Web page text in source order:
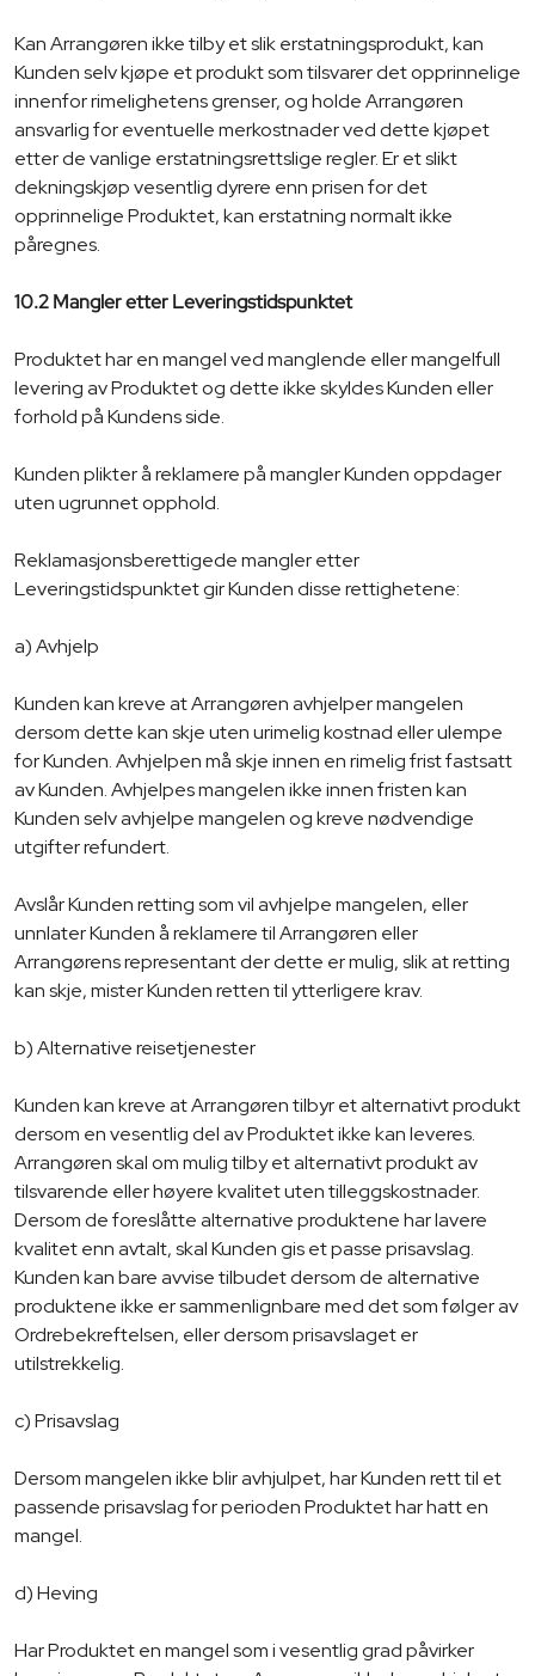
Kan Arrangøren ikke tilby et slik erstatningsprodukt, kan
Kunden selv kjøpe et produkt som tilsvarer det opprinnelige
innenfor rimelighetens grenser, og holde Arrangøren
ansvarlig for eventuelle merkostnader ved dette kjøpet
etter de vanlige erstatningsrettslige regler. Er et slikt
dekningskjøp vesentlig dyrere enn prisen for det
opprinnelige Produktet, kan erstatning normalt ikke
påregnes.
10.2 Mangler etter Leveringstidspunktet
Produktet har en mangel ved manglende eller mangelfull
levering av Produktet og dette ikke skyldes Kunden eller
forhold på Kundens side.
Kunden plikter å reklamere på mangler Kunden oppdager
uten ugrunnet opphold.
Reklamasjonsberettigede mangler etter
Leveringstidspunktet gir Kunden disse rettighetene:
a) Avhjelp
Kunden kan kreve at Arrangøren avhjelper mangelen
dersom dette kan skje uten urimelig kostnad eller ulempe
for Kunden. Avhjelpen må skje innen en rimelig frist fastsatt
av Kunden. Avhjelpes mangelen ikke innen fristen kan
Kunden selv avhjelpe mangelen og kreve nødvendige
utgifter refundert.
Avslår Kunden retting som vil avhjelpe mangelen, eller
unnlater Kunden å reklamere til Arrangøren eller
Arrangørens representant der dette er mulig, slik at retting
kan skje, mister Kunden retten til ytterligere krav.
b) Alternative reisetjenester
Kunden kan kreve at Arrangøren tilbyr et alternativt produkt
dersom en vesentlig del av Produktet ikke kan leveres.
Arrangøren skal om mulig tilby et alternativt produkt av
tilsvarende eller høyere kvalitet uten tilleggskostnader.
Dersom de foreslåtte alternative produktene har lavere
kvalitet enn avtalt, skal Kunden gis et passe prisavslag.
Kunden kan bare avvise tilbudet dersom de alternative
produktene ikke er sammenlignbare med det som følger av
Ordrebekreftelsen, eller dersom prisavslaget er
utilstrekkelig.
c) Prisavslag
Dersom mangelen ikke blir avhjulpet, har Kunden rett til et
passende prisavslag for perioden Produktet har hatt en
mangel.
d) Heving
Har Produktet en mangel som i vesentlig grad påvirker